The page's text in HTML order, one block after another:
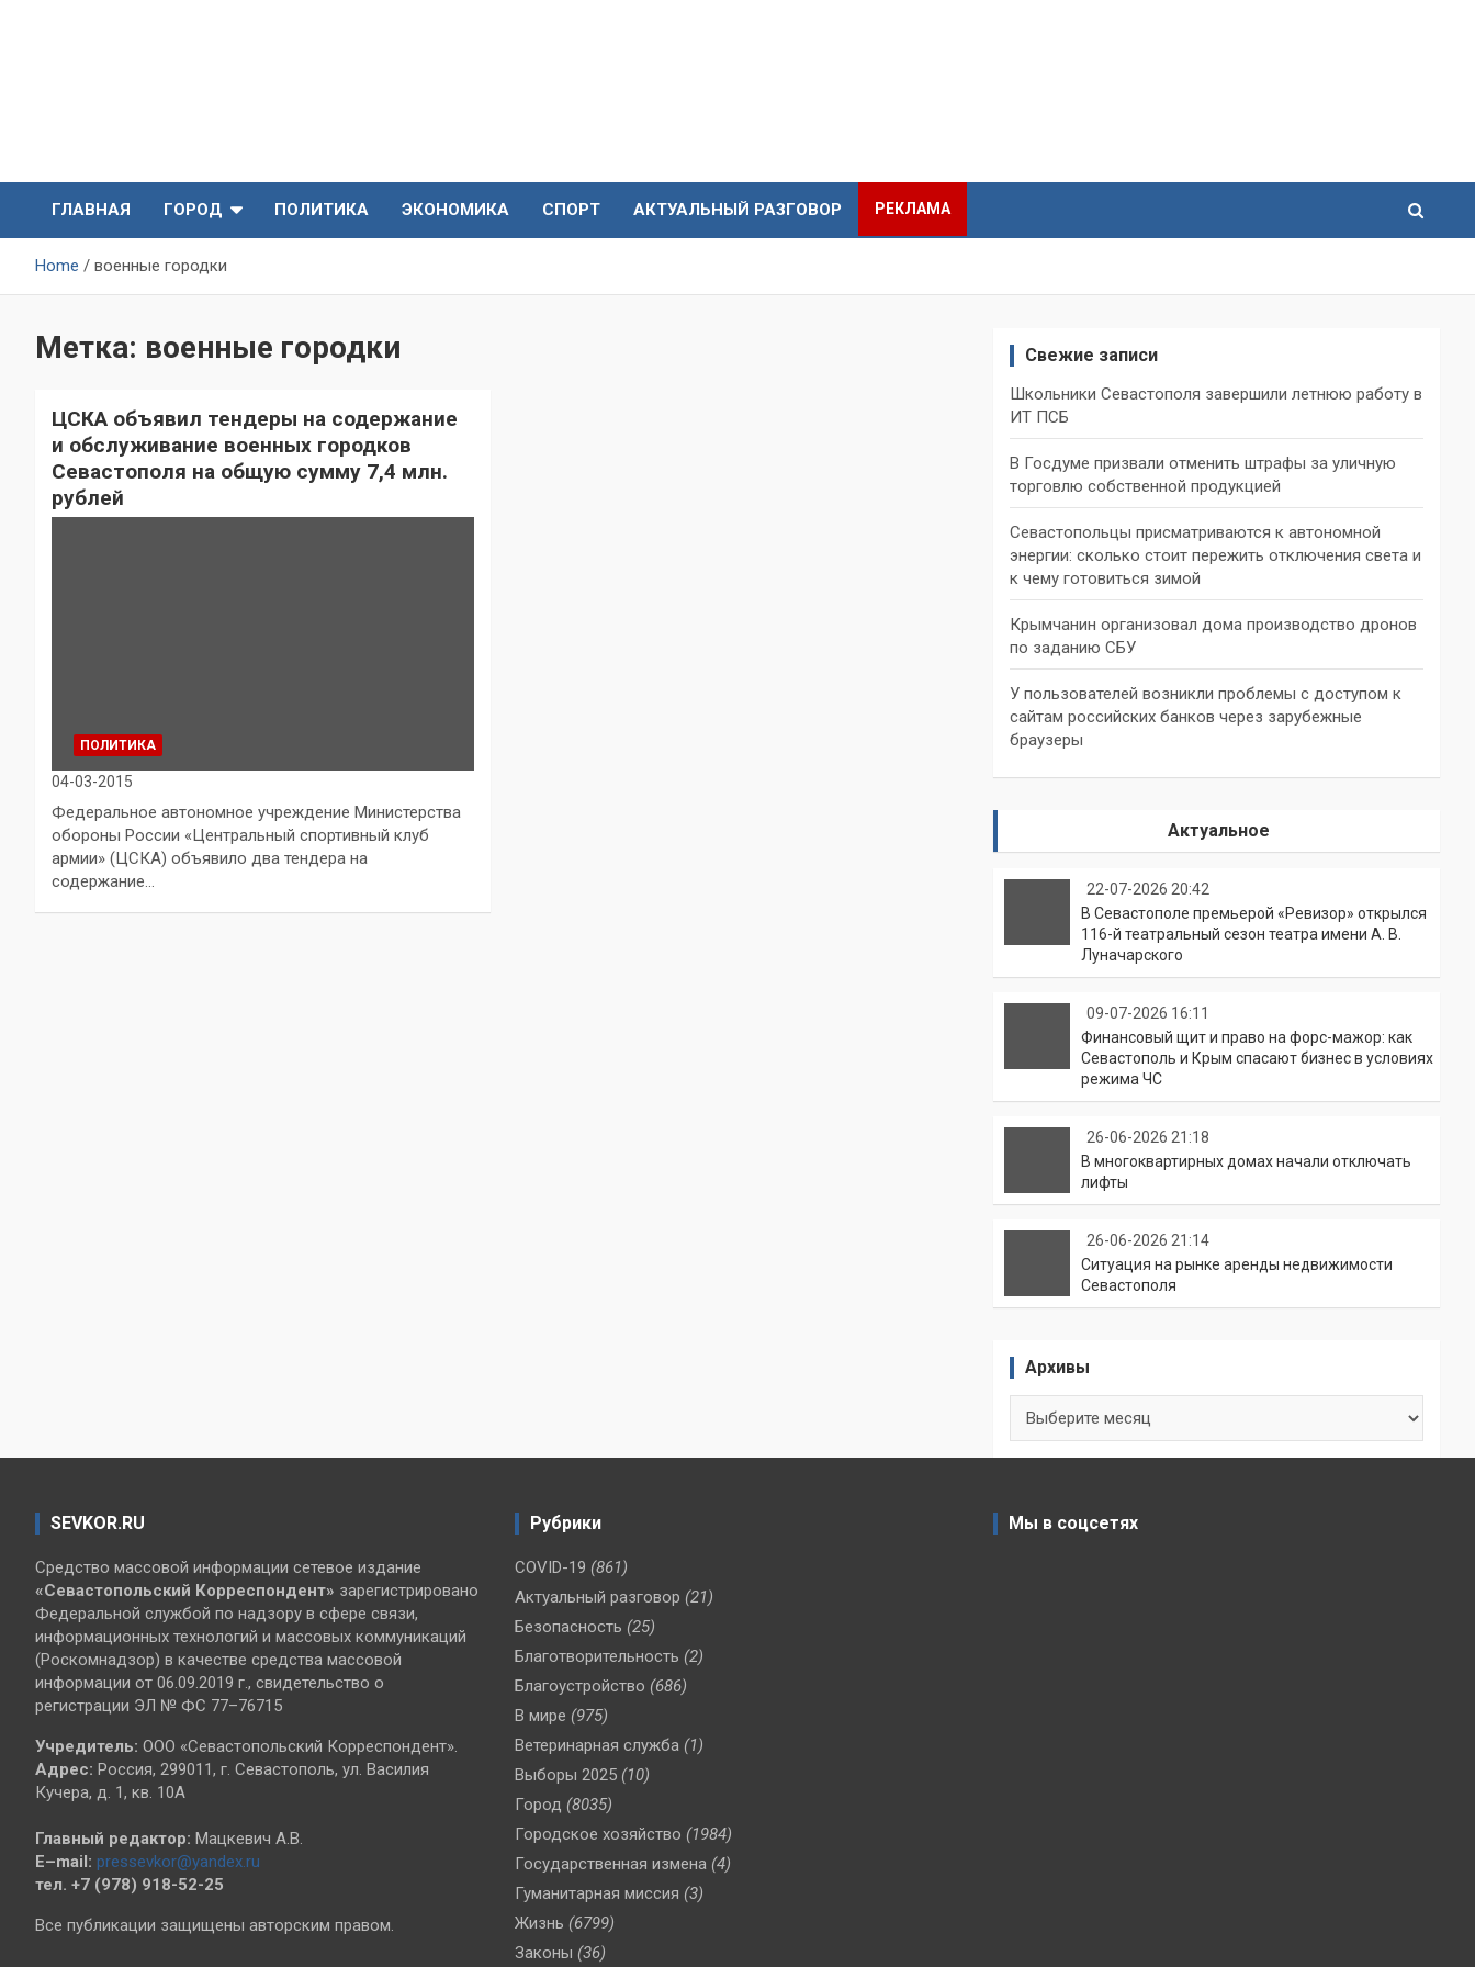
СевКор — Новости
Севастополя
Севастополя
ГЛАВНАЯ
ГОРОД ПОЛИТИКА ЭКОНОМИКА СПОРТ АКТУАЛЬНЫЙ РАЗГОВОР РЕКЛАМА
Home военные городки
Метка: военные городки
ЦСКА объявил тендеры на содержание
и обслуживание военных городков
Севастополя на общую сумму 7,4 млн.
рублей
ПОЛИТИКА
04-03-2015
Федеральное автономное учреждение Министерства
обороны России «Центральный спортивный клуб
армии» (ЦСКА) объявило два тендера на
содержание…
Свежие записи
Школьники Севастополя завершили летнюю работу в
ИТ ПСБ
В Госдуме призвали отменить штрафы за уличную
торговлю собственной продукцией
Севастопольцы присматриваются к автономной
энергии: сколько стоит пережить отключения света и
к чему готовиться зимой
Крымчанин организовал дома производство дронов
по заданию СБУ
У пользователей возникли проблемы с доступом к
сайтам российских банков через зарубежные
браузеры
Актуальное
22-07-2026 20:42
В Севастополе премьерой «Ревизор» открылся
116-й театральный сезон театра имени А. В.
Луначарского
09-07-2026 16:11
Финансовый щит и право на форс-мажор: как
Севастополь и Крым спасают бизнес в условиях
режима ЧС
26-06-2026 21:18
В многоквартирных домах начали отключать
лифты
26-06-2026 21:14
Ситуация на рынке аренды недвижимости
Севастополя
Архивы
SEVKOR.RU
Средство массовой информации сетевое издание
«Севастопольский Корреспондент» зарегистрировано
Федеральной службой по надзору в сфере связи,
информационных технологий и массовых коммуникаций
(Роскомнадзор) в качестве средства массовой
информации от 06.09.2019 г., свидетельство о
регистрации ЭЛ № ФС 77–76715
Учредитель: ООО «Севастопольский Корреспондент».
Адрес: Россия, 299011, г. Севастополь, ул. Василия
Кучера, д. 1, кв. 10А
Главный редактор: Мацкевич А.В.
E–mail: pressevkor@yandex.ru
тел. +7 (978) 918-52-25
Все публикации защищены авторским правом.
Рубрики
COVID-19 (861)
Актуальный разговор (21)
Безопасность (25)
Благотворительность (2)
Благоустройство (686)
В мире (975)
Ветеринарная служба (1)
Выборы 2025 (10)
Город (8035)
Городское хозяйство (1984)
Государственная измена (4)
Гуманитарная миссия (3)
Жизнь (6799)
Законы (36)
Мы в соцсетях